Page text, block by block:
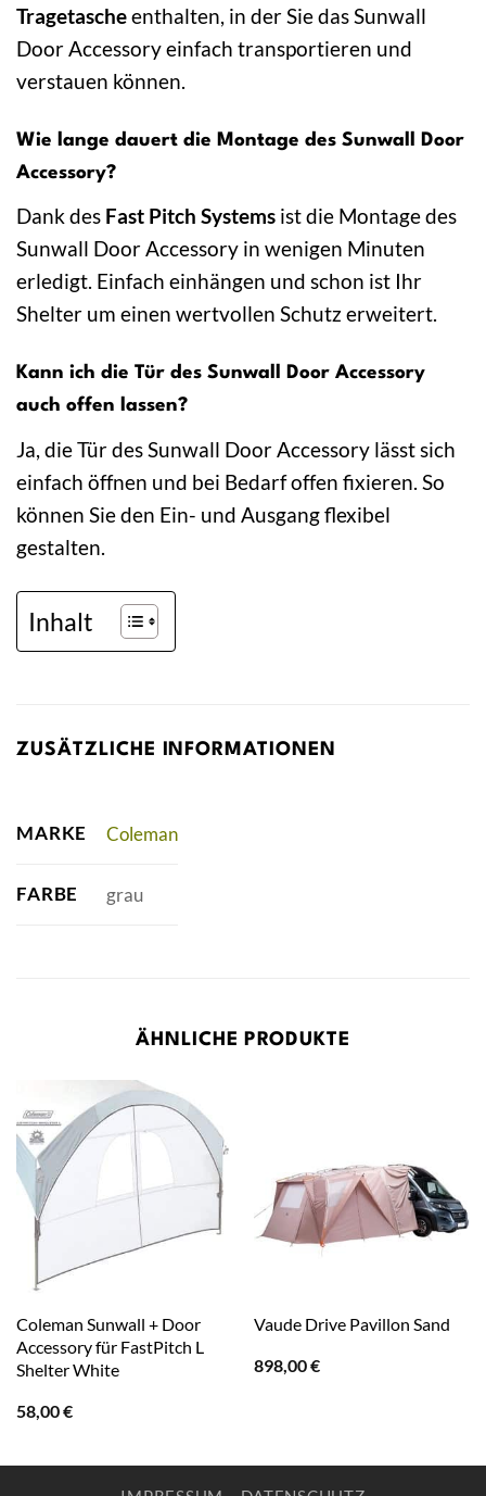
Tragetascheenthalten, in der Sie das Sunwall
Door Accessory einfach transportieren und
verstauen können.
Wie lange dauert die Montage des Sunwall Door
Accessory?
Dank des Fast Pitch Systems ist die Montage des
Sunwall Door Accessory in wenigen Minuten
erledigt. Einfach einhängen und schon ist Ihr
Shelter um einen wertvollen Schutz erweitert.
Kann ich die Tür des Sunwall Door Accessory
auch offen lassen?
Ja, die Tür des Sunwall Door Accessory lässt sich
einfach öffnen und bei Bedarf offen fixieren. So
können Sie den Ein- und Ausgang flexibel
gestalten.
Inhalt
ZUSÄTZLICHE INFORMATIONEN
MARKE Coleman
FARBE grau
ÄHNLICHE PRODUKTE
Coleman Sunwall + Door
Accessory für FastPitch L
Shelter White
58,00€
Vaude Drive Pavillon Sand
898,00€